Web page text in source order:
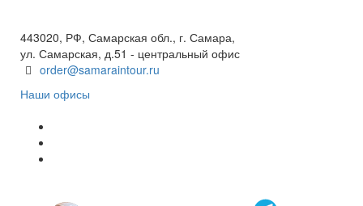
443020, РФ, Самарская обл., г. Самара,
ул. Самарская, д.51 - центральный офис
order@samaraintour.ru
Наши офисы